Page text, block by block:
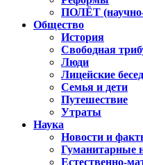
ПОЛЁТ (научно-
Общество
История
Свободная
Люди
Лицейские
Семья и дети
Путешествие
Утраты
Наука
Новости и
Гуманитарные
Естественно-